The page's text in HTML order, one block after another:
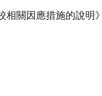
關因應措施的說明》